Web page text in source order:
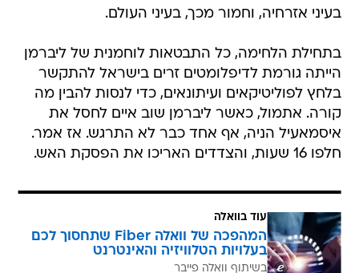
בעיני אזרחיה, וחמור מכך, בעיני העולם.
בתחילת הלחימה, כל התבטאות לוחמנית של ליברמן
הייתה גורמת לדיפלומטים זרים בישראל להתקשר
בלחץ לפוליטיקאים ועיתונאים, כדי לנסות להבין מה
קורה. אתמול, כאשר ליברמן שוב איים לחסל את
איסמאעיל הניה, אף אחד כבר לא התרגש. אז אמר.
חלפו 16 שעות, והצדדים האריכו את הפסקת האש.
עוד בוואלה
המהפכה של וואלה Fiber שתחסוך לכם
בעלויות הטלוויזיה והאינטרנט
בשיתוף וואלה פייבר